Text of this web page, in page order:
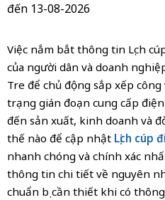
đến 13-08-2026
Việc nắm bắt thông tin Lịch
của người dân và doanh
Tre để chủ động sắp xếp
trạng gián đoạn cung cấp
đến sản xuất, kinh doanh và
thế nào để cập nhật Lịch cúp
nhanh chóng và chính xác
thông tin chi tiết về nguyên
chuẩn bị cần thiết khi có